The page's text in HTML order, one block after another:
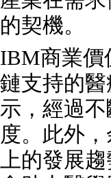
的契機。
IBM商業價
鏈支持的
示，經過
度。此外
上的發展